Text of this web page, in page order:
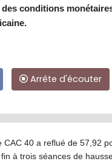
conditions
Arrête d'écouter
CAC 40 a reflué de 57,92
à trois séances de